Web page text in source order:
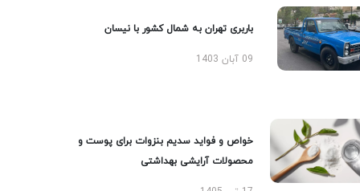
باربری تهران به شمال کشور با نیسان
09 آبان 1403
خواص و فواید سدیم بنزوات برای پوست و
محصولات آرایشی بهداشتی